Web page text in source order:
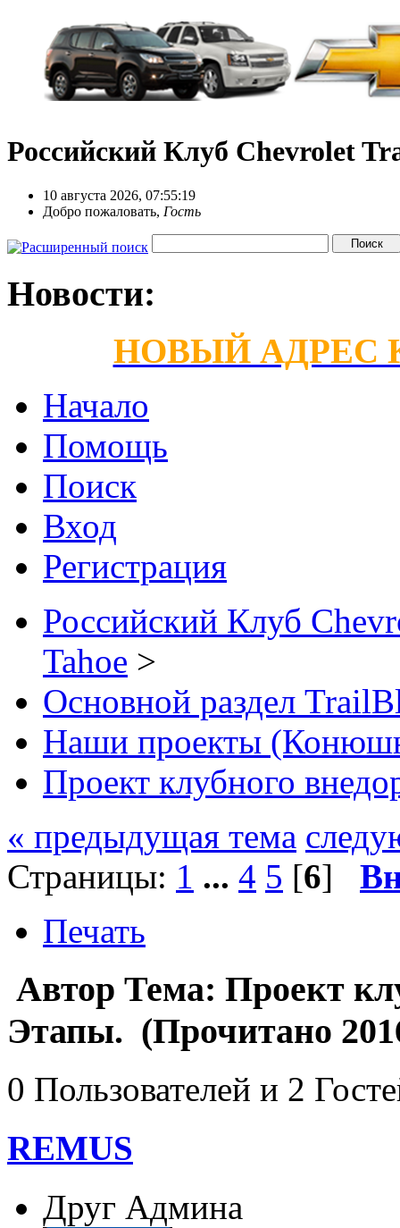
Российский Клуб Chevrolet
10 августа 2026, 07:55:19
Добро пожаловать, Гость
Новости:
НОВЫЙ АДРЕС
Начало
Помощь
Поиск
Вход
Регистрация
Российский Клуб
Tahoe >
Основной раздел
Наши проекты
Проект клубного
« предыдущая тема
Страницы: 1 ... 4 5 [6]
Печать
Автор Тема: Проект
Этапы. (Прочитано
0 Пользователей и 2
REMUS
Друг Админа